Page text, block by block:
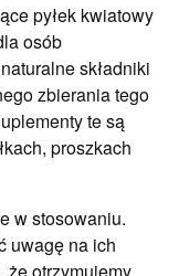
pyłek kwiatowy
osób
składniki
zbierania tego
te są
proszkach
w stosowaniu.
uwagę na ich
że otrzymujemy